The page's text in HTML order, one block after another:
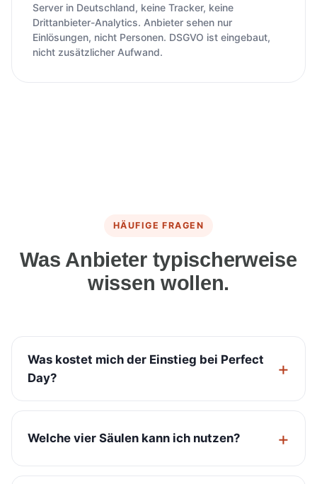
Server in Deutschland, keine Tracker, keine
Drittanbieter-Analytics. Anbieter sehen nur
Einlösungen, nicht Personen. DSGVO ist eingebaut,
nicht zusätzlicher Aufwand.
HÄUFIGE FRAGEN
Was Anbieter typischerweise
wissen wollen.
Was kostet mich der Einstieg bei Perfect
Day?
Welche vier Säulen kann ich nutzen?